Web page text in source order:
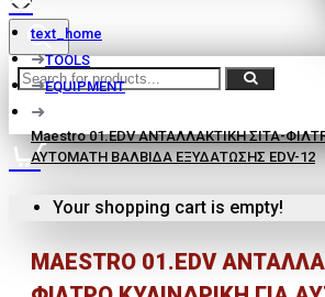
Your shopping cart is empty!
text_home
TOOLS
EQUIPMENT
Maestro 01.EDV ΑΝΤΑΛΛΑΚΤΙΚΗ ΣΙΤΑ-
ΑΥΤΟΜΑΤΗ ΒΑΛΒΙΔΑ ΕΞΥΔΑΤΩΣΗΣ EDV-12
MAESTRO 01.EDV